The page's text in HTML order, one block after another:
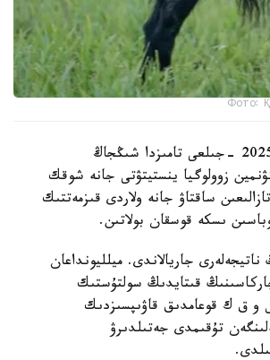
Фото:
شىڭجاڭ وۆچاركاسىنىڭ شىعۋ تەگىن عىلىمي تۇرعىدان ناقتىلاۋ ماقساتىندا 2025 -جىلعى تامىزدا شىڭجاڭ
زوولوگيا ينستيتۋتى جانە شوقك
ساقتاۋ جانە ولاردى قىزمەتتىك
ىسكە قوسقان بولاتىن.
جاريالاندى. ميلليونداعان
قىتايدىڭ سولتۇستىك
و ق ك قوعامدىق قاۋىپسىزدىك
تۇقىمدى جەتىلدىرۋ